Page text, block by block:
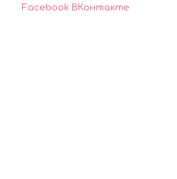
Facebook ВКонтакте